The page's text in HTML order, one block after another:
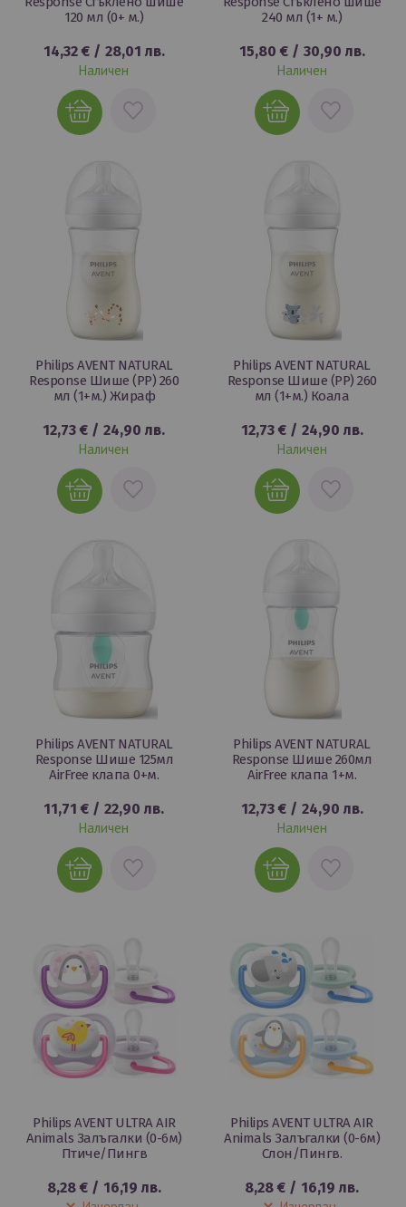
120 мл (0+ м.)
14,32 €/ 28,01 лв.
Наличен
ДОБАВИ
240 мл (1+ м.)
15,80 €/ 30,90 лв.
Наличен
ДОБАВИ
Philips AVENT NATURAL
Response Шише (РР) 260
мл (1+м.) Жираф
12,73 € / 24,90 лв.
Наличен
ДОБАВИ
Philips AVENT NATURAL
Response Шише (РР) 260
мл (1+м.) Коала
12,73 €/ 24,90 лв.
Наличен
ДОБАВИ
Philips AVENT NATURAL
Response Шише 125мл
AirFree клапа 0+м.
11,71 € / 22,90 лв.
Наличен
ДОБАВИ
Philips AVENT NATURAL
Response Шише 260мл
AirFree клапа 1+м.
12,73 €/ 24,90 лв.
Наличен
ДОБАВИ
Philips AVENT ULTRA AIR
Animals Залъгалки (0-6м)
Птиче/Пингв
8,28 €/ 16,19 лв.
Philips AVENT ULTRA AIR
Animals Залъгалки (0-6м)
Слон/Пингв.
8,28 € / 16,19 лв.